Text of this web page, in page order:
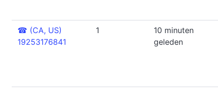
☎ (CA, US)
19253176841
1
10 minuten
geleden